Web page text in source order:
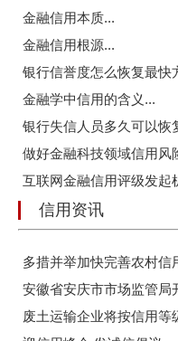
金融信用本质...
金融信用根源...
银行信誉度怎么恢复最快
金融学中信用的含义...
银行失信人员多久可以恢
做好金融科技领域信用风
互联网金融信用评级发起
信用资讯
多措并举加快完善农村信
安徽省安庆市市场监管局
废土运输企业将按信用等